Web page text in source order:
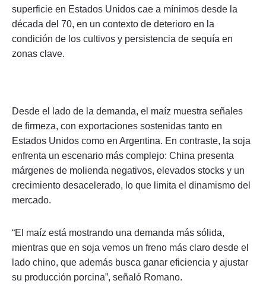
superficie en Estados Unidos cae a mínimos desde la
década del 70, en un contexto de deterioro en la
condición de los cultivos y persistencia de sequía en
zonas clave.
Desde el lado de la demanda, el maíz muestra señales
de firmeza, con exportaciones sostenidas tanto en
Estados Unidos como en Argentina. En contraste, la soja
enfrenta un escenario más complejo: China presenta
márgenes de molienda negativos, elevados stocks y un
crecimiento desacelerado, lo que limita el dinamismo del
mercado.
“El maíz está mostrando una demanda más sólida,
mientras que en soja vemos un freno más claro desde el
lado chino, que además busca ganar eficiencia y ajustar
su producción porcina”, señaló Romano.